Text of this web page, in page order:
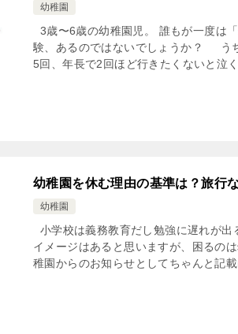
幼稚園
3歳〜6歳の幼稚園児。 誰もが一度は
験、あるのではないでしょうか？ う
5回、年長で2回ほど行きたくないと泣
幼稚園を休む理由の基準は？旅行
幼稚園
小学校は義務教育だし勉強に遅れが出
イメージはあると思いますが、困るの
稚園からのお知らせとしてちゃんと記